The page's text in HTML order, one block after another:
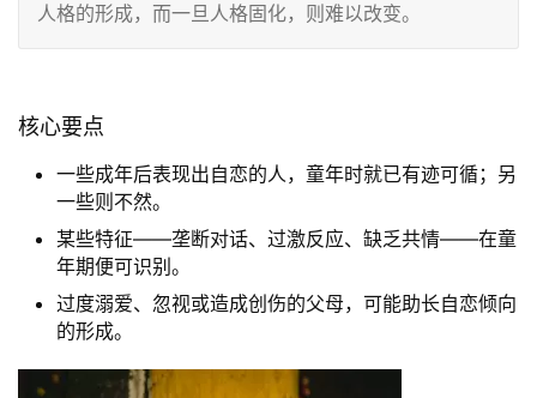
人格的形成，而一旦人格固化，则难以改变。
核心要点
一些成年后表现出自恋的人，童年时就已有迹可循；另
一些则不然。
某些特征——垄断对话、过激反应、缺乏共情——在童
年期便可识别。
过度溺爱、忽视或造成创伤的父母，可能助长自恋倾向
的形成。